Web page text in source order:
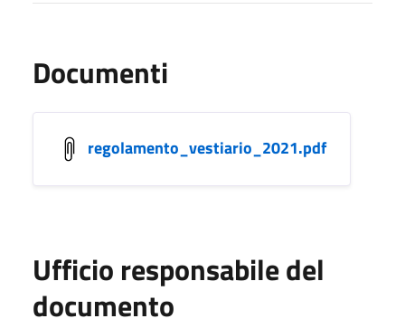
Documenti
regolamento_vestiario_2021.pdf
Ufficio responsabile del
documento